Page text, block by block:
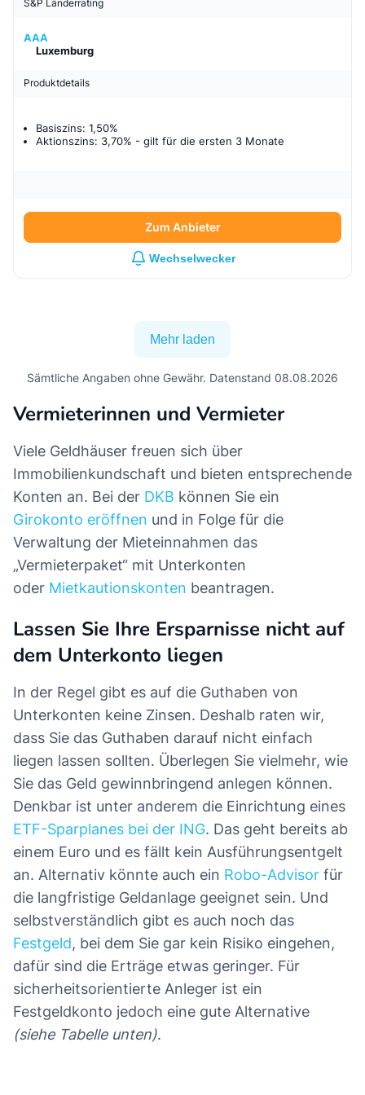
S&P Länderrating
AAA
Luxemburg
Produktdetails
Basiszins: 1,50%
Aktionszins: 3,70% - gilt für die ersten 3 Monate
Zum Anbieter
Wechselwecker
Mehr laden
Sämtliche Angaben ohne Gewähr. Datenstand 08.08.2026
Vermieterinnen und Vermieter
Viele Geldhäuser freuen sich über
Immobilienkundschaft und bieten entsprechende
Konten an. Bei der DKB können Sie ein
Girokonto eröffnen und in Folge für die
Verwaltung der Mieteinnahmen das
„Vermieterpaket“ mit Unterkonten
oder Mietkautionskonten beantragen.
Lassen Sie Ihre Ersparnisse nicht auf
dem Unterkonto liegen
In der Regel gibt es auf die Guthaben von
Unterkonten keine Zinsen. Deshalb raten wir,
dass Sie das Guthaben darauf nicht einfach
liegen lassen sollten. Überlegen Sie vielmehr, wie
Sie das Geld gewinnbringend anlegen können.
Denkbar ist unter anderem die Einrichtung eines
ETF-Sparplanes bei der ING. Das geht bereits ab
einem Euro und es fällt kein Ausführungsentgelt
an. Alternativ könnte auch ein Robo-Advisor für
die langfristige Geldanlage geeignet sein. Und
selbstverständlich gibt es auch noch das
Festgeld, bei dem Sie gar kein Risiko eingehen,
dafür sind die Erträge etwas geringer. Für
sicherheitsorientierte Anleger ist ein
Festgeldkonto jedoch eine gute Alternative
(siehe Tabelle unten).